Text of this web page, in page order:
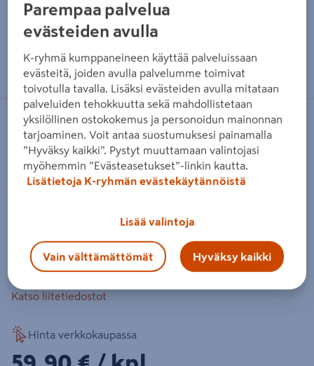
Zoomaa kuvaa sormilla kosketusnäytöllä
Haarayhde Uponor Decibel
110x50x45 polypropeeni
UPONOR
Uponor Decibel -haarayhde, koko 110/50-45°. Materiaali
PP, väri valkoinen.
Lue koko tuotekuvaus
Katso liitetiedostot
Hinta verkkokaupassa
Parempaa palvelua
evästeiden avulla
K-ryhmä kumppaneineen käyttää palveluissaan
evästeitä, joiden avulla palvelumme toimivat
toivotulla tavalla. Lisäksi evästeiden avulla mitataan
palveluiden tehokkuutta sekä mahdollistetaan
yksilöllinen ostokokemus ja personoidun mainonnan
tarjoaminen. Voit antaa suostumuksesi painamalla
”Hyväksy kaikki”. Pystyt muuttamaan valintojasi
myöhemmin ”Evästeasetukset”-linkin kautta.
Lisätietoja K-ryhmän evästekäytännöistä
Lisää valintoja
Vain välttämättömät Hyväksy kaikki